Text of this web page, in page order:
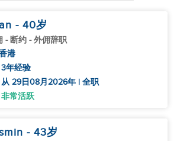
- 40岁
- 断约 - 外佣辞职
港
3年经验
从 29日08月2026年 | 全职
非常活跃
- 43岁